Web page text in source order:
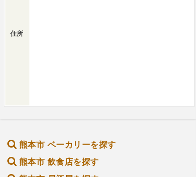
住所
熊本市 ベーカリーを探す
熊本市 飲食店を探す